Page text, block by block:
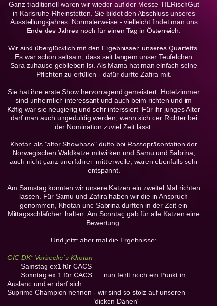
Ganz traditionell waren wir wieder auf der Messe TIERischGut
in Karlsruhe-Rheinstetten. Sie bildet den Abschluss unseres
Ausstellungsjahres. Normalerweise - vielleicht findet man uns
Ende des Jahres noch für einen Tag in Österreich.
Wir sind überglücklich mit den Ergebnissen unseres Quartetts.
Es war schon seltsam, dass seit langem unser Teufelchen
Sara zuhause geblieben ist. Als Mama hat man einfach seine
Pflichten zu erfüllen - dafür durfte Zafira mit.
Sie hat ihre erste Show hervorragend gemeistert. Hotelzimmer
sind unheimlich interessant und auch beim richten und im
Käfig war sie neugierig und sehr interssiert. Für ihr junges Alter
darf man auch ungeduldig werden, wenn sich der Richter bei
der Nomination zuviel Zeit lässt.
Khotan als "alter Showhase" dufte bei Rassepräsentation der
Norwegischen Waldkatze mitwirken und Samu und Sabrina,
auch nicht ganz unerfahren mittlerweile, waren ebenfalls sehr
entspannt.
Am Samstag konnten wir unsere Katzen ein zweitel Mal richten
lassen. Für Samu und Zafira haben wir die in Anspruch
genommen, Khotan und Sabrina durften in der Zeit ein
Mittagsschläfchen halten. Am Sonntag gab für alle Katzen eine
Bewertung.
Und jetzt aber mal die Ergebnisse:
GIC DK* Vorbecks´s Khotan
Samstag ex1 für CACS
Sonntag ex 1 für CACS nun fehlt noch ein Punkt im
Ausland und er darf sich
Suprime Champion nennen - wir sind so stolz auf unseren
"dicken Dänen"